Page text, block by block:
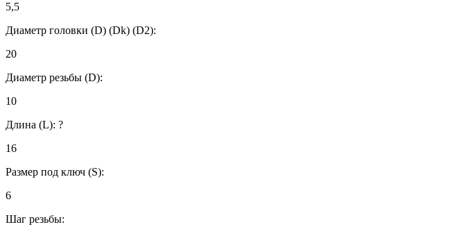
5,5
Диаметр головки (D) (Dk) (D2):
20
Диаметр резьбы (D):
10
Длина (L): ?
16
Размер под ключ (S):
6
Шаг резьбы: